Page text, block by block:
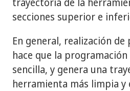
secciones superior e
En general, realización
hace que la
sencilla, y genera una
herramienta más limpia